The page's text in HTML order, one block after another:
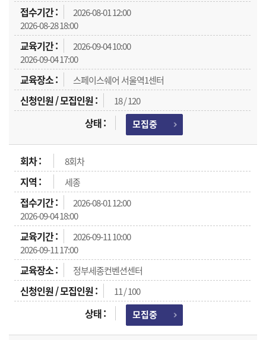
2026-08-01 12:00
2026-08-28 18:00
2026-09-04 10:00
2026-09-04 17:00
스페이스쉐어 서울역1센터
18 / 120
모집중
8회차
세종
2026-08-01 12:00
2026-09-04 18:00
2026-09-11 10:00
2026-09-11 17:00
정부세종컨벤션센터
11 / 100
모집중